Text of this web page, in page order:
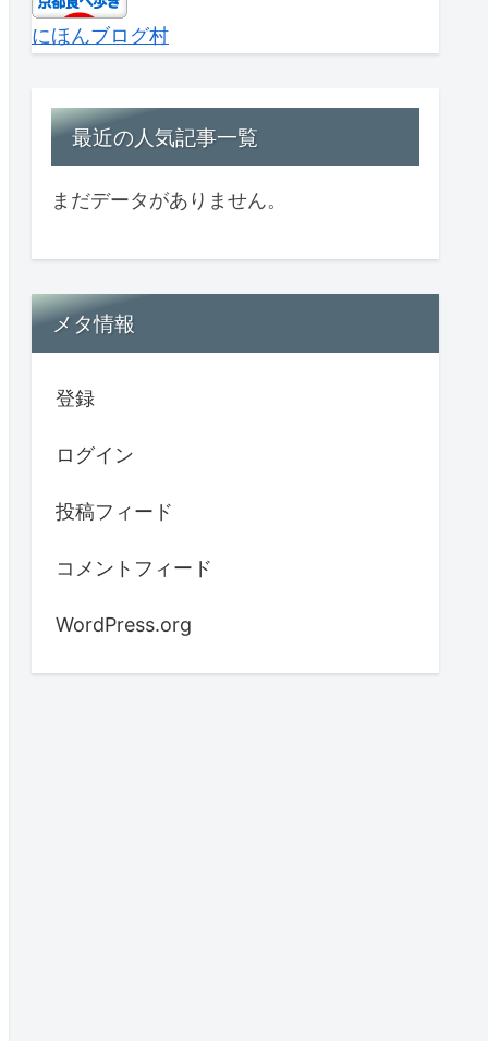
にほんブログ村
最近の人気記事一覧
まだデータがありません。
メタ情報
登録
ログイン
投稿フィード
コメントフィード
WordPress.org